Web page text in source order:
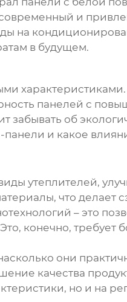
и
на
в будущем.
характеристиками.
панелей с
забывать об
панели и какое
утеплителей,
что делает
– это
конечно, требует
они
качества
но и на